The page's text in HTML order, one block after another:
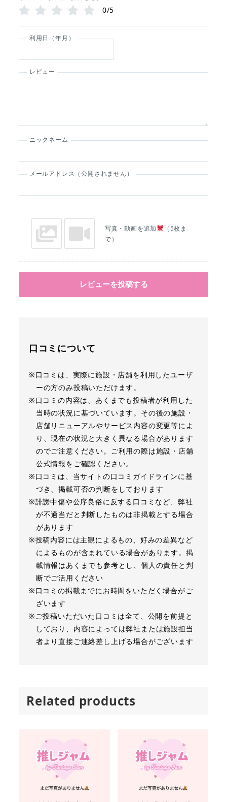
0/5
利用日（年月）
レビュー
ニックネーム
メールアドレス（公開されません）
写真・動画を追加
（5枚ま
で）
レビューを投稿する
口コミについて
※口コミは、実際に施設・店舗を利用したユーザ
ーの方のみ投稿いただけます。
※口コミの内容は、あくまでも投稿者が利用した
当時の状況に基づいています。その後の施設・
店舗リニューアルやサービス内容の変更等によ
り、現在の状況と大きく異なる場合があります
のでご注意ください。ご利用の際は施設・店舗
公式情報をご確認ください。
※口コミは、当サイトの口コミガイドラインに基
づき、掲載可否の判断をしております
※誹謗中傷や公序良俗に反する口コミなど、弊社
が不適当だと判断したものは非掲載とする場合
があります
※投稿内容には主観によるもの、好みの差異など
によるものが含まれている場合があります。掲
載情報はあくまでも参考とし、個人の責任と判
断でご活用ください
※口コミの掲載までにお時間をいただく場合がご
ざいます
※ご投稿いただいた口コミは全て、公開を前提と
しており、内容によっては弊社または施設担当
者より直接ご連絡差し上げる場合がございます
Related products